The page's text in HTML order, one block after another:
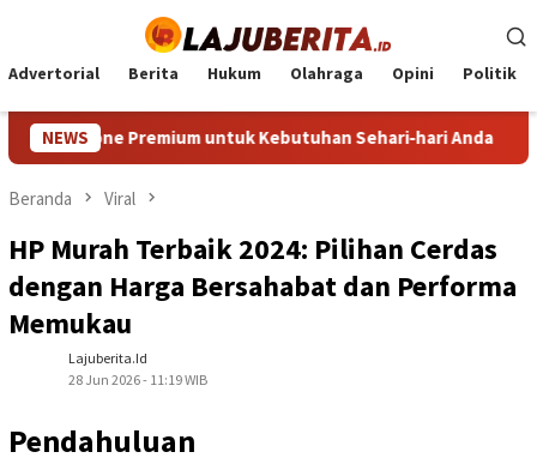
konten
Advertorial Berita Hukum Olahraga Opini Politik
NEWSuntuk Kebutuhan Sehari‑hari Anda HP Mirip
Beranda Viral
HP Murah Terbaik 2024: Pilihan Cerdas
dengan Harga Bersahabat dan Performa
Memukau
Lajuberita.id
28 Jun 2026 - 11:19 WIB
Pendahuluan